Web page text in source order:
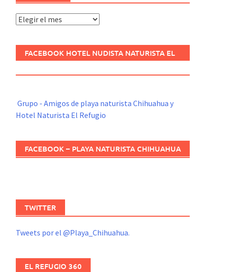
Archivos
FACEBOOK HOTEL NUDISTA NATURISTA EL
Grupo - Amigos de playa naturista Chihuahua y
Hotel Naturista El Refugio
FACEBOOK – PLAYA NATURISTA CHIHUAHUA
TWITTER
Tweets por el @Playa_Chihuahua.
EL REFUGIO 360